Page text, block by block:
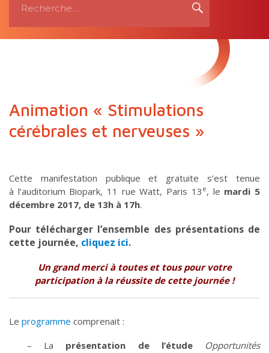
« Stimulations cérébrales et nerveuses »
Recherche
Animation « Stimulations
cérébrales et nerveuses »
Cette manifestation publique et gratuite s’est tenue
à l’auditorium Biopark, 11 rue Watt, Paris 13 e, le mardi 5
décembre 2017, de 13h à 17h.
Pour télécharger l’ensemble des présentations de
cette journée, cliquez ici.
Un grand merci à toutes et tous pour votre
participation à la réussite de cette journée !
Le programme comprenait :
– La présentation de l’étude
Opportunités